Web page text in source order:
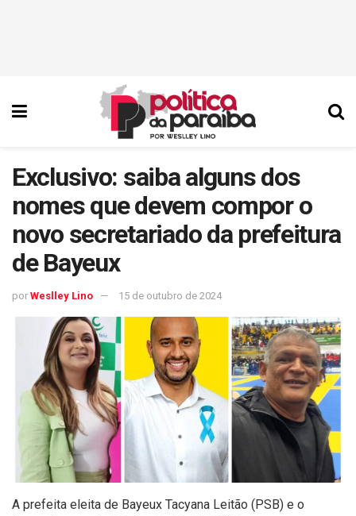
Exclusivo: saiba alguns dos
nomes que devem compor o
novo secretariado da prefeitura
de Bayeux
por Weslley Lino 15 de outubro de 2024
A prefeita eleita de Bayeux Tacyana Leitão (PSB) e o